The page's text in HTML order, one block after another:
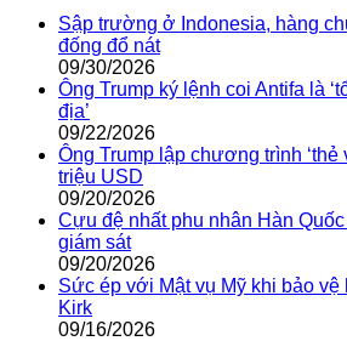
Sập trường ở Indonesia, hàng
đống đổ nát
09/30/2026
Ông Trump ký lệnh coi Antifa là
địa’
09/22/2026
Ông Trump lập chương trình ‘thẻ
triệu USD
09/20/2026
Cựu đệ nhất phu nhân Hàn
giám sát
09/20/2026
Sức ép với Mật vụ Mỹ khi bảo
Kirk
09/16/2026